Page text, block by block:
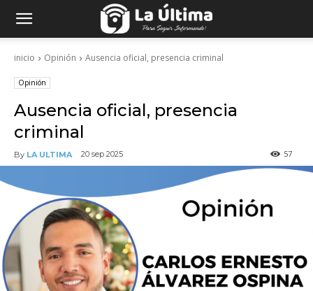
inicio Opinión Ausencia oficial, presencia criminal
Opinión
Ausencia oficial, presencia
criminal
By LA ULTIMA 20 sep 2025 57